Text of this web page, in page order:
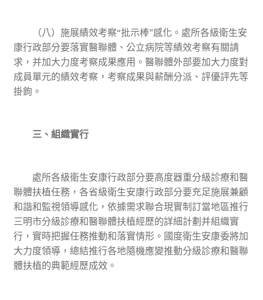
（八）施展績效考察“批示棒”感化。處所各級衛生安
康行政部分要落實醫聯體、公立病院等績效考察有關請
求，并加大力度考察成果應用。醫聯體外部要加大力度對
成員單元的績效考察，考察成果與薪酬分派、評優評先等
掛鉤。
三、組織實行
處所各級衛生安康行政部分要高度器重分級診療和醫
聯體扶植任務，各省級衛生安康行政部分要充足施展兼顧
和諧和監視領導感化，依據需求聯合現實制訂當地區推行
三明市分級診療和醫聯體扶植經歷的詳細計劃并組織實
行，實時把握任務推動和落實情形。國度衛生安康委將加
大力度領導，總結推行各地隨機應變推動分級診療和醫聯
體扶植的典範經歷成效。